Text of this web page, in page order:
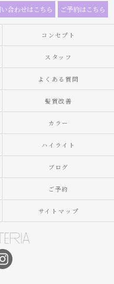
合わせはこちら ご予約はこちら
コンセプト
スタッフ
よくある質問
髪質改善
カラー
ハイライト
ブログ
ご予約
サイトマップ